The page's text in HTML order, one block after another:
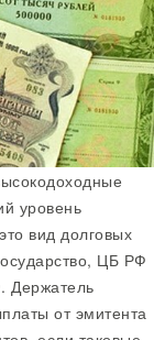
уровень
вид долговых
ЦБ РФ
Держатель
от эмитента